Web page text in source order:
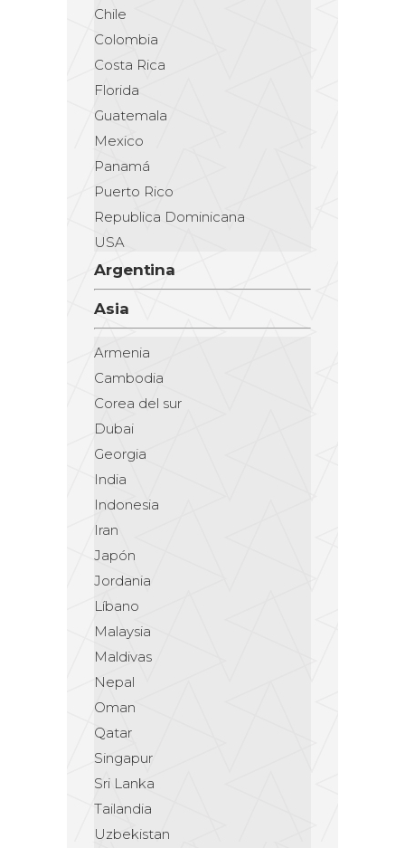
Chile
Colombia
Costa Rica
Florida
Guatemala
Mexico
Panamá
Puerto Rico
Republica Dominicana
USA
Argentina
Asia
Armenia
Cambodia
Corea del sur
Dubai
Georgia
India
Indonesia
Iran
Japón
Jordania
Líbano
Malaysia
Maldivas
Nepal
Oman
Qatar
Singapur
Sri Lanka
Tailandia
Uzbekistan